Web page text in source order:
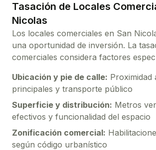
Tasación de Locales
Nicolas
Los locales comerciales en San
una oportunidad de inversión. La
comerciales considera factores
Ubicación y pie de calle: Proximidad
principales y transporte público
Superficie y distribución: Metros
efectivos y funcionalidad del espacio
Zonificación comercial:
según código urbanístico